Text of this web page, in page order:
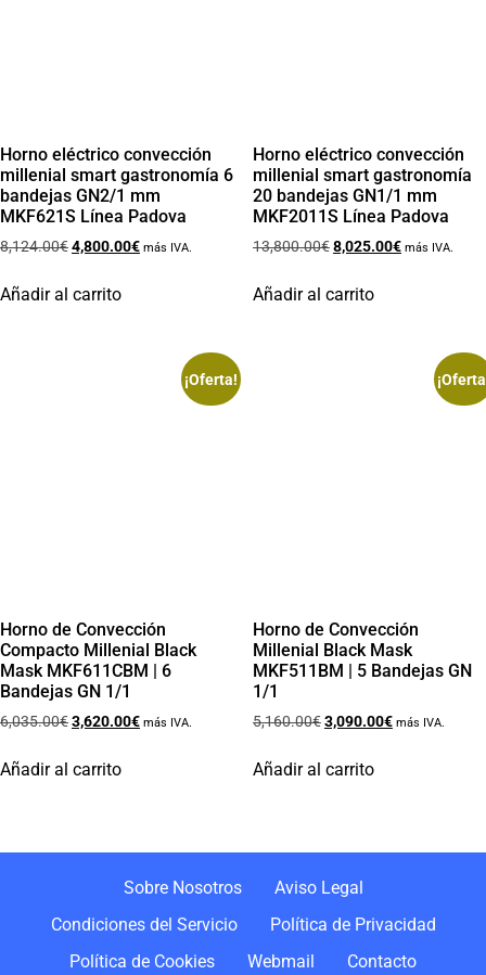
Horno eléctrico convección
millenial smart gastronomía 6
bandejas GN2/1 mm
MKF621S Línea Padova
8,124.00€4,800.00€ más IVA.
Añadir al carrito
Horno eléctrico convección
millenial smart gastronomía
20 bandejas GN1/1 mm
MKF2011S Línea Padova
13,800.00€8,025.00€ más IVA.
Añadir al carrito
¡Oferta!
Horno de Convección
Compacto Millenial Black
Mask MKF611CBM | 6
Bandejas GN 1/1
6,035.00€3,620.00€ más IVA.
Añadir al carrito
Horno de Convección
Millenial Black Mask
MKF511BM | 5 Bandejas GN
1/1
5,160.00€3,090.00€ más IVA.
Añadir al carrito
Sobre Nosotros
Aviso Legal
Condiciones del Servicio
Política de Privacidad
Política de Cookies
Webmail Contacto